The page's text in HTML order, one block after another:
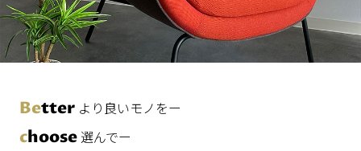
Better より良いモノをー
choose 選んでー